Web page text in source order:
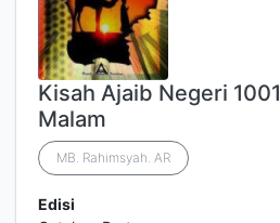
Kisah Ajaib Negeri 1001
Malam
MB. Rahimsyah. AR
Edisi